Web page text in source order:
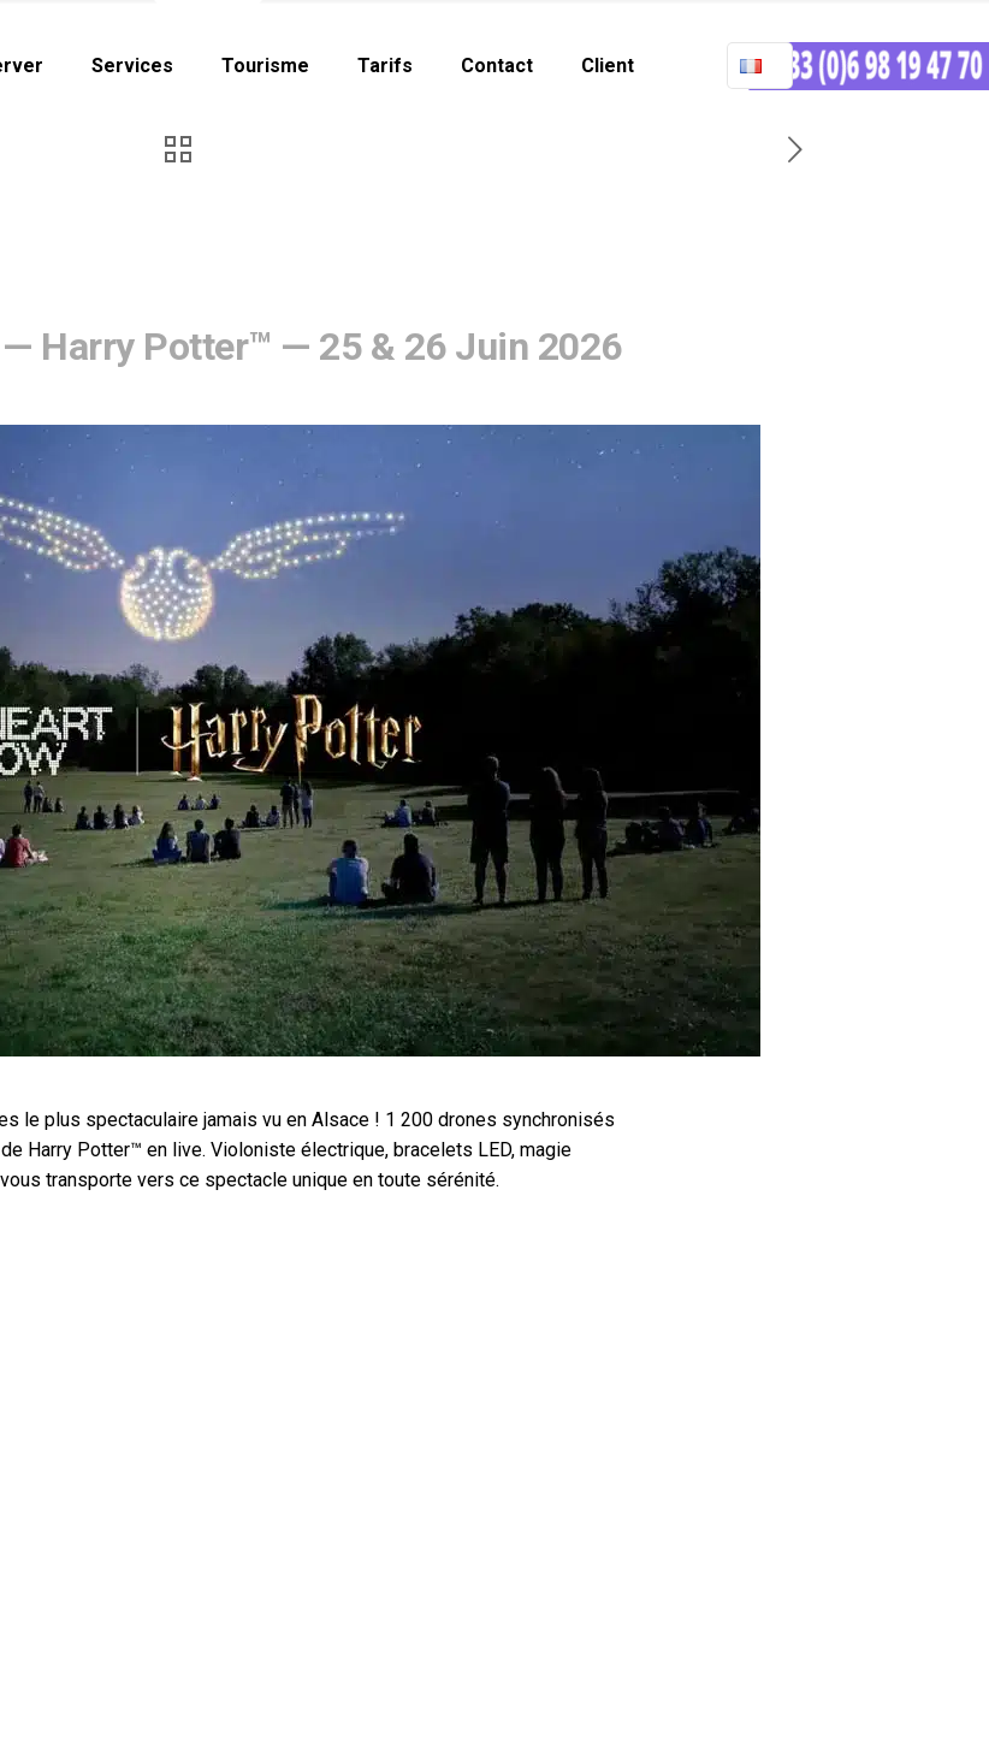
Services Tourisme Tarifs Contact Client
Harry Potter™ — 25 & 26 Juin 2026
le plus spectaculaire jamais vu en Alsace ! 1 200 drones synchronisés
Harry Potter™ en live. Violoniste électrique, bracelets LED, magie
transporte vers ce spectacle unique en toute sérénité.